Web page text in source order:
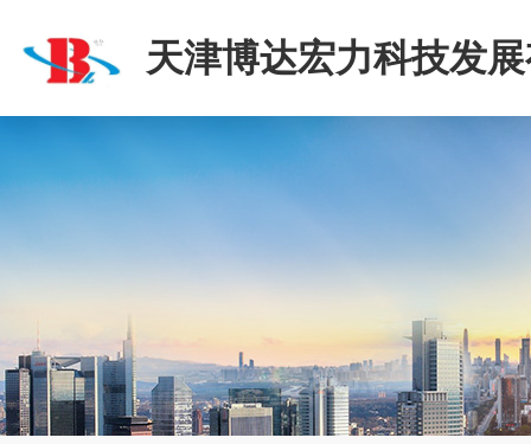
天津博达宏力科技发
司